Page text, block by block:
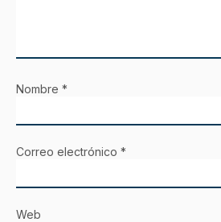
Nombre *
Correo electrónico *
Web